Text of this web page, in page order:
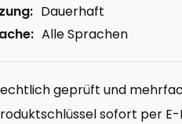
Dauerhaft
Alle Sprachen
geprüft und
sofort per E-